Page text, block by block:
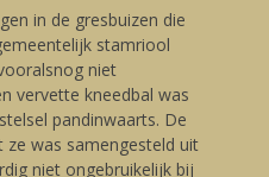
in de gresbuizen die
stamriool
niet
vervette kneedbal was
pandinwaarts. De
ze was samengesteld uit
niet ongebruikelijk bij